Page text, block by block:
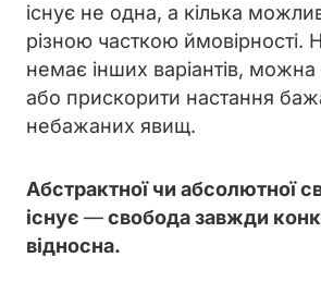
існує не одна, а кілька
різною часткою ймовірності.
немає інших варіантів, можна
або прискорити настання
небажаних явищ.
Абстрактної чи абсолютної
існує —свобода завжди
відносна.